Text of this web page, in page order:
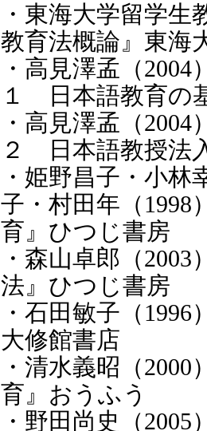
・東海大学留学生
教育法概論』東海
・高見澤孟（
１ 日本語教育の
・高見澤孟（
２ 日本語教授法
・姫野昌子・小
子・村田年（
育』ひつじ書房
・森山卓郎（
法』ひつじ書房
・石田敏子（
大修館書店
・清水義昭（
育』おうふう
・野田尚史（